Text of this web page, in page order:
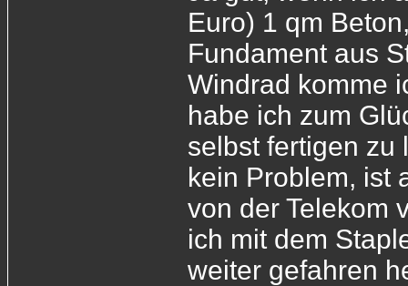
Euro) 1 qm
Fundament aus
Windrad komme
habe ich zum
selbst fertigen zu
kein Problem, ist
von der Telekom
ich mit dem
weiter gefahren